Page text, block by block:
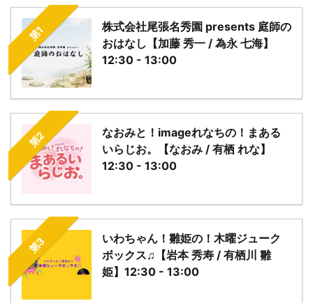
第1
株式会社尾張名秀園 presents 庭師の
おはなし【加藤 秀一 / 為永 七海】
12:30 - 13:00
第2
なおみと！imageれなちの！まある
いらじお。【なおみ / 有栖 れな】
12:30 - 13:00
第3
いわちゃん！雛姫の！木曜ジューク
ボックス♫【岩本 秀寿 / 有栖川 雛
姫】12:30 - 13:00